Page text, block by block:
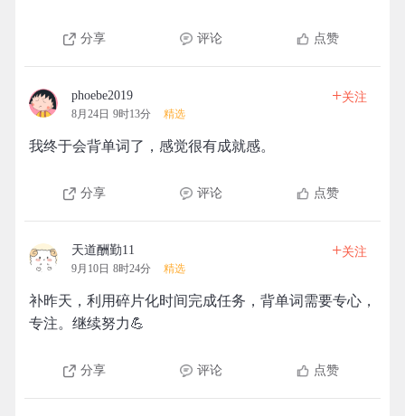
分享 评论 点赞
phoebe2019
8月24日 9时13分 精选
+关注
我终于会背单词了，感觉很有成就感。
分享 评论 点赞
天道酬勤11
9月10日 8时24分 精选
+关注
补昨天，利用碎片化时间完成任务，背单词需要专心，
专注。继续努力💪
分享 评论 点赞